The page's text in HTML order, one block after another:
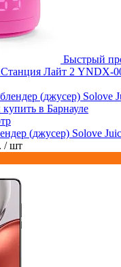
Быстрый
Лайт 2 YNDX-
(джусер) Solove
/ шт